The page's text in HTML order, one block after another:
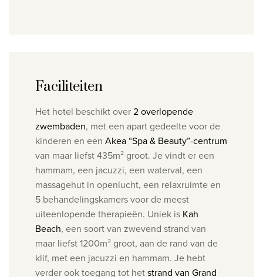
Faciliteiten
Het hotel beschikt over2 overlopende
zwembaden, met een apart gedeelte voor de
kinderen en een Akea “Spa & Beauty”-centrum
van maar liefst 435m² groot. Je vindt er een
hammam, een jacuzzi, een waterval, een
massagehut in openlucht, een relaxruimte en
5 behandelingskamers voor de meest
uiteenlopende therapieën. Uniek is Kah
Beach, een soort van zwevend strand van
maar liefst 1200m² groot, aan de rand van de
klif, met een jacuzzi en hammam. Je hebt
verder ook toegang tot hetstrand van Grand